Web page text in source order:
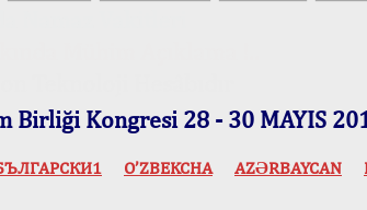
Birliği Kongresi 28 - 30 MAYIS
O’ZBEKCHA AZӘRBAYCAN